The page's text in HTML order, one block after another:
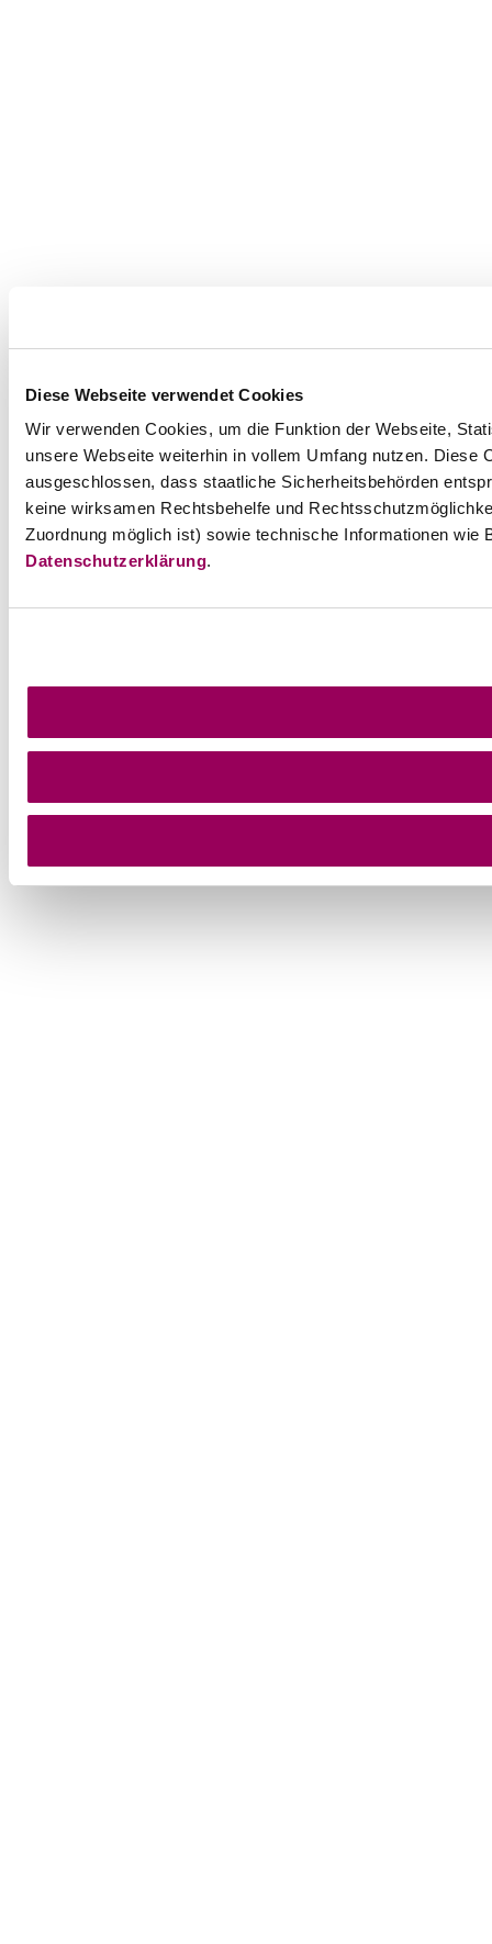
Diese Webseite verwendet Cookies
Wir verwenden Cookies, um die Funktion der Webseite,
unsere Webseite weiterhin in vollem Umfang nutzen.
ausgeschlossen, dass staatliche Sicherheitsbehörden
keine wirksamen Rechtsbehelfe und
Zuordnung möglich ist) sowie technische Informationen
Datenschutzerklärung.